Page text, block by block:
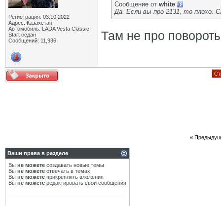
Регистрация: 03.10.2022
Адрес: Казахстан
Автомобиль: LADA Vesta Classic
Start седан
Сообщений: 11,936
Сообщение от white
Да. Если вы про 2131, то плохо.
Там не про
«
Ваши права в разделе
Вы не можете создавать новые темы
Вы не можете отвечать в темах
Вы не можете прикреплять вложения
Вы не можете редактировать свои сообщения